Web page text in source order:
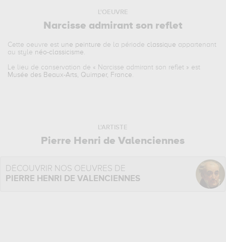
L'OEUVRE
Narcisse admirant son reflet
Cette oeuvre est une peinture de la période classique appartenant
au style néo-classicisme.
Le lieu de conservation de « Narcisse admirant son reflet » est
Musée des Beaux-Arts, Quimper, France.
L'ARTISTE
Pierre Henri de Valenciennes
DÉCOUVRIR NOS OEUVRES DE
PIERRE HENRI DE VALENCIENNES